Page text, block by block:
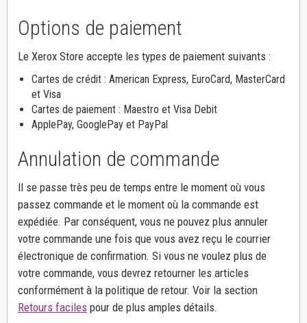
Options de paiement
Le Xerox Store accepte les types de paiement suivants :
Cartes de crédit : American Express, EuroCard, MasterCard
et Visa
Cartes de paiement : Maestro et Visa Debit
ApplePay, GooglePay et PayPal
Annulation de commande
Il se passe très peu de temps entre le moment où vous
passez commande et le moment où la commande est
expédiée. Par conséquent, vous ne pouvez plus annuler
votre commande une fois que vous avez reçu le courrier
électronique de confirmation. Si vous ne voulez plus de
votre commande, vous devrez retourner les articles
conformément à la politique de retour. Voir la section
Retours faciles pour de plus amples détails.